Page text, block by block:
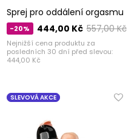
Sprej pro oddálení orgasmu
-20% 557,00 Kč
444,00 Kč
Nejnižší cena produktu za
posledních 30 dní před slevou:
444,00 Kč
SLEVOVÁ AKCE